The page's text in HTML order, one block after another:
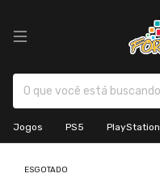
Jogos PS5 PlayStation
ESGOTADO